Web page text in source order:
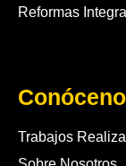
Reformas
Trabajos